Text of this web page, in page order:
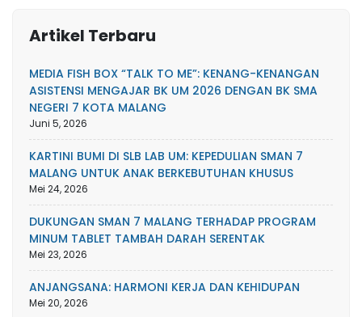
Artikel Terbaru
MEDIA FISH BOX “TALK TO ME”: KENANG-KENANGAN
ASISTENSI MENGAJAR BK UM 2026 DENGAN BK SMA
NEGERI 7 KOTA MALANG
Juni 5, 2026
KARTINI BUMI DI SLB LAB UM: KEPEDULIAN SMAN 7
MALANG UNTUK ANAK BERKEBUTUHAN KHUSUS
Mei 24, 2026
DUKUNGAN SMAN 7 MALANG TERHADAP PROGRAM
MINUM TABLET TAMBAH DARAH SERENTAK
Mei 23, 2026
ANJANGSANA: HARMONI KERJA DAN KEHIDUPAN
Mei 20, 2026